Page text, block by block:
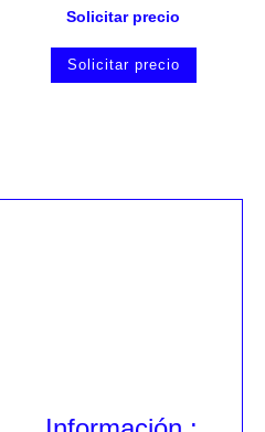
Solicitar precio
Solicitar precio